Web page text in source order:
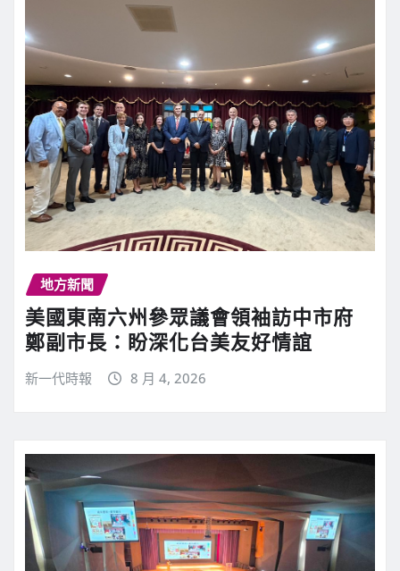
地方新聞
美國東南六州參眾議會領袖訪中市府
鄭副市長：盼深化台美友好情誼
新一代時報 8 月 4, 2026